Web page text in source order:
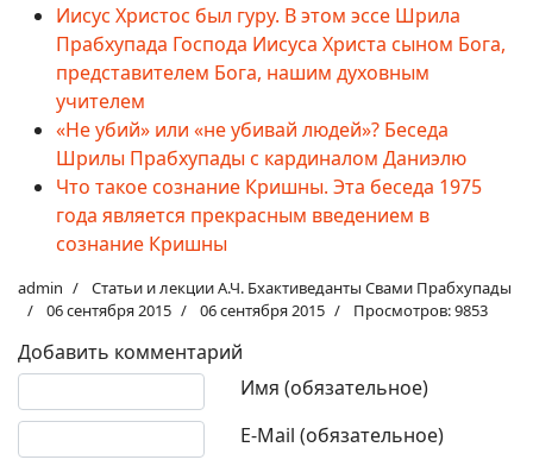
Иисус Христос был гуру. В этом эссе Шрила
Прабхупада Господа Иисуса Христа сыном Бога,
представителем Бога, нашим духовным
учителем
«Не убий» или «не убивай людей»? Беседа
Шрилы Прабхупады с кардиналом Даниэлю
Что такое сознание Кришны. Эта беседа 1975
года является прекрасным введением в
сознание Кришны
admin
Статьи и лекции А.Ч. Бхактиведанты Свами Прабхупады
06 сентября 2015
06 сентября 2015 Просмотров: 9853
Добавить комментарий
Имя (обязательное)
E-Mail (обязательное)